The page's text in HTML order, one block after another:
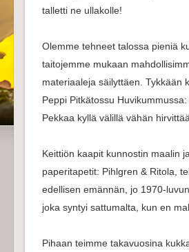
talletti ne ullakolle!
Olemme tehneet talossa pieniä
taitojemme mukaan
materiaaleja säilyttäen. Tykkään
Peppi Pitkätossu
Pekkaa kyllä välillä vähän
Keittiön kaapit kunnostin maalin
paperitapetit: Pihlgren & Ritola,
edellisen emännän, jo 1970-
joka syntyi sattumalta, kun en
Pihaan teimme takavuosina